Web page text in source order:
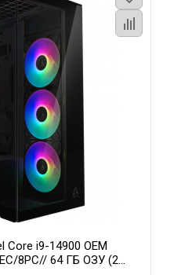
Core i9-14900 OEM
8PC// 64 ГБ ОЗУ (2